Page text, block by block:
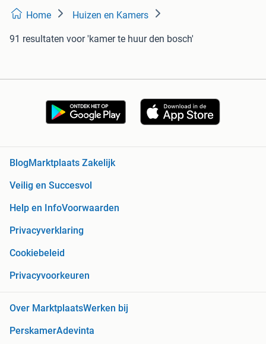
Home Huizen en Kamers
91 resultaten voor 'kamer te huur den bosch'
BlogMarktplaats Zakelijk
Veilig en Succesvol
Help en InfoVoorwaarden
Privacyverklaring
Cookiebeleid
Privacyvoorkeuren
Over MarktplaatsWerken bij
PerskamerAdevinta